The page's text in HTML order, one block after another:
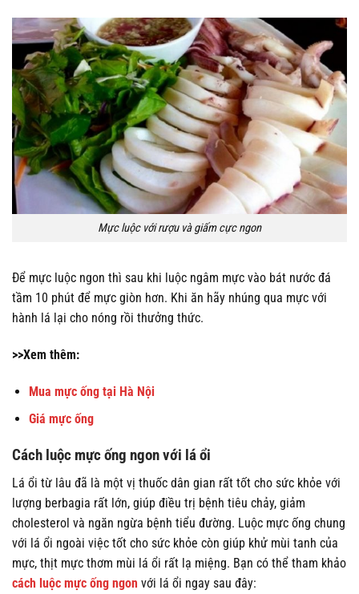
Mực luộc với rượu và giấm cực ngon
Để mực luộc ngon thì sau khi luộc ngâm mực vào bát nước đá
tầm 10 phút để mực giòn hơn. Khi ăn hãy nhúng qua mực với
hành lá lại cho nóng rồi thưởng thức.
>>Xem thêm:
Mua mực ống tại Hà Nội
Giá mực ống
Cách luộc mực ống ngon với lá ổi
Lá ổi từ lâu đã là một vị thuốc dân gian rất tốt cho sức khỏe với
lượng berbagia rất lớn, giúp điều trị bệnh tiêu chảy, giảm
cholesterol và ngăn ngừa bệnh tiểu đường. Luộc mực ống chung
với lá ổi ngoài việc tốt cho sức khỏe còn giúp khử mùi tanh của
mực, thịt mực thơm mùi lá ổi rất lạ miệng. Bạn có thể tham khảo
cách luộc mực ống ngon với lá ổi ngay sau đây: